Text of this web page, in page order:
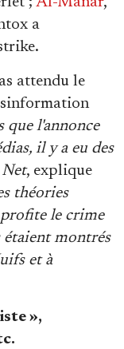
a
attendu le
que l'annonce
il y a eu des
, explique
théories
le crime
étaient montrés
et à
»,